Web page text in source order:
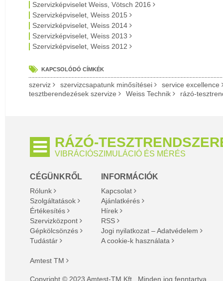
Szervizképviselet Weiss, Vötsch 2016
Szervizképviselet, Weiss 2015
Szervizképviselet, Weiss 2014
Szervizképviselet, Weiss 2013
Szervizképviselet, Weiss 2012
KAPCSOLÓDÓ CÍMKÉK
szerviz szervizcsapatunk minősítései
service excellence
tesztberendezések szervize
Weiss Technik rázó-
RÁZÓ-
VIBRÁCIÓSZIMULÁCIÓ ÉS MÉRÉS
CÉGÜNKRŐL
Rólunk
Szolgáltatások
Értékesítés
Szervizközpont
Gépkölcsönzés
Tudástár
Amtest TM
INFORMÁCIÓK
Kapcsolat
Ajánlatkérés
Hírek
RSS
Jogi nyilatkozat – Adatvédelem
A cookie-k használata
Copyright © 2023 Amtest-TM Kft., Minden jog fenntartva.